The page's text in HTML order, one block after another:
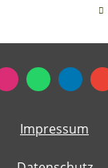
Impressum